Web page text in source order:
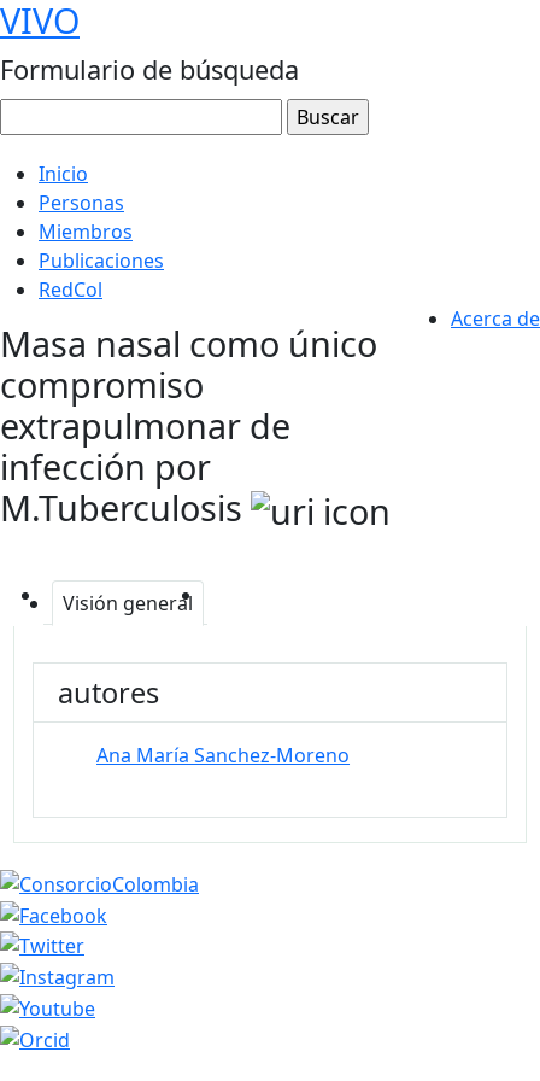
VIVO
Formulario de búsqueda
Inicio
Personas
Miembros
Publicaciones
RedCol
Acerca de
Masa nasal como único
compromiso
extrapulmonar de
infección por
M.Tuberculosis
Visión general
autores
Ana María Sanchez-Moreno